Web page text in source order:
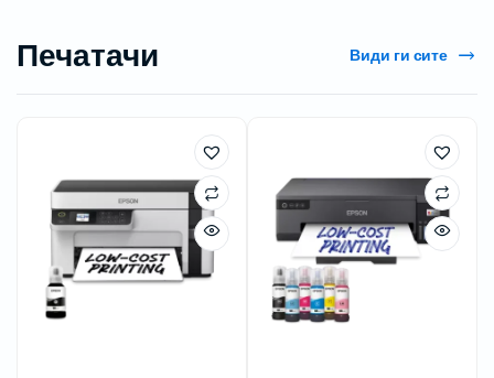
Печатачи Види ги сите